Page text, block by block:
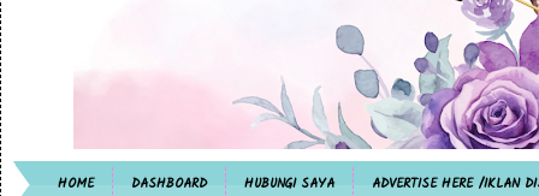
HOME DASHBOARD HUBUNGI SAYA ADVERTISE HERE /IKLAN